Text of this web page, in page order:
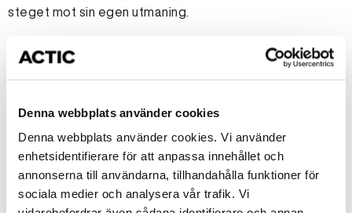
Denna webbplats använder cookies
Denna webbplats använder cookies. Vi använder
enhetsidentifierare för att anpassa innehållet och
annonserna till användarna, tillhandahålla funktioner för
sociala medier och analysera vår trafik. Vi
steget mot sin egen utmaning.